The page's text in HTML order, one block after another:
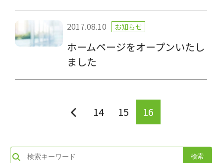
2017.08.10 お知らせ
ホームページをオープンいたし
ました
14 15 16